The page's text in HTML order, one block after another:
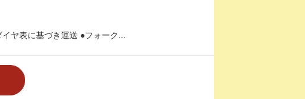
ヤ表に基づき運送 ●フォーク...